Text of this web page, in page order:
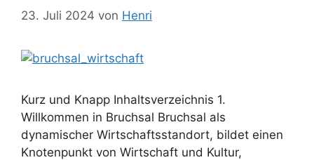
23. Juli 2024 von Henri
Kurz und Knapp Inhaltsverzeichnis 1.
Willkommen in Bruchsal Bruchsal als
dynamischer Wirtschaftsstandort, bildet einen
Knotenpunkt von Wirtschaft und Kultur,